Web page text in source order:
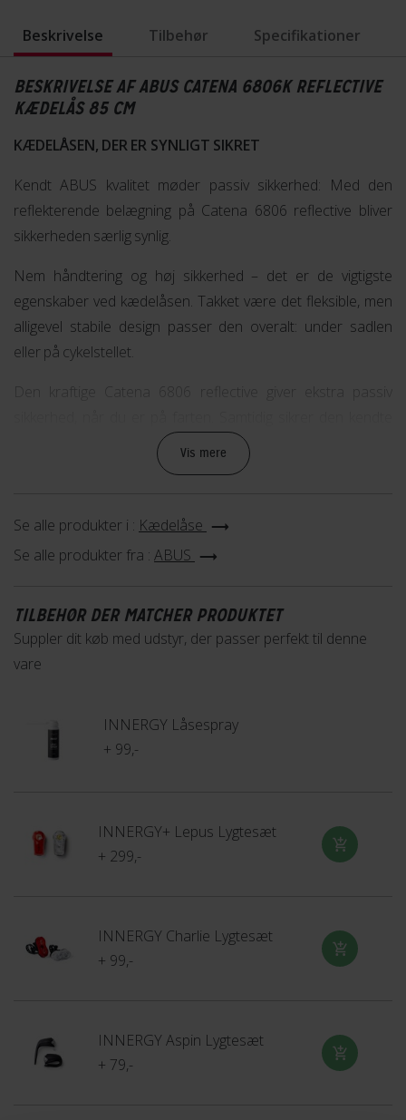
Beskrivelse Tilbehør Specifikationer
BESKRIVELSE AF ABUS CATENA 6806K REFLECTIVE
KÆDELÅS 85 CM
KÆDELÅSEN, DER ER SYNLIGT SIKRET
Kendt ABUS kvalitet møder passiv sikkerhed: Med den
reflekterende belægning på Catena 6806 reflective bliver
sikkerheden særlig synlig.
Nem håndtering og høj sikkerhed – det er de vigtigste
egenskaber ved kædelåsen. Takket være det fleksible, men
alligevel stabile design passer den overalt: under sadlen
eller på cykelstellet.
Den kraftige Catena 6806 reflective giver ekstra passiv
ABUS kvalitet beskyttelse på stedet: Den seks millimeter
tykke kæde af hærdet stål og låsecylinderen af høj kvalitet
cykel under opsyn.
Vis mere
Se alle produkter i : Kædelåse
Se alle produkter fra : ABUS
TILBEHØR DER MATCHER PRODUKTET
Suppler dit køb med udstyr, der passer perfekt til denne
vare
INNERGY Låsespray
+ 99,-
INNERGY+ Lepus Lygtesæt
+ 299,-
INNERGY Charlie Lygtesæt
+ 99,-
INNERGY Aspin Lygtesæt
+ 79,-